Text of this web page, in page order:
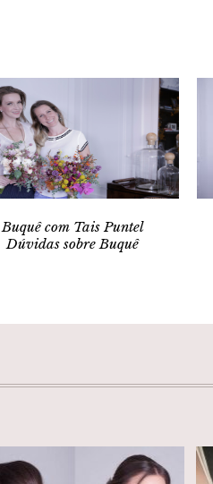
Buquê com Tais Puntel
Dúvidas sobre Buquê